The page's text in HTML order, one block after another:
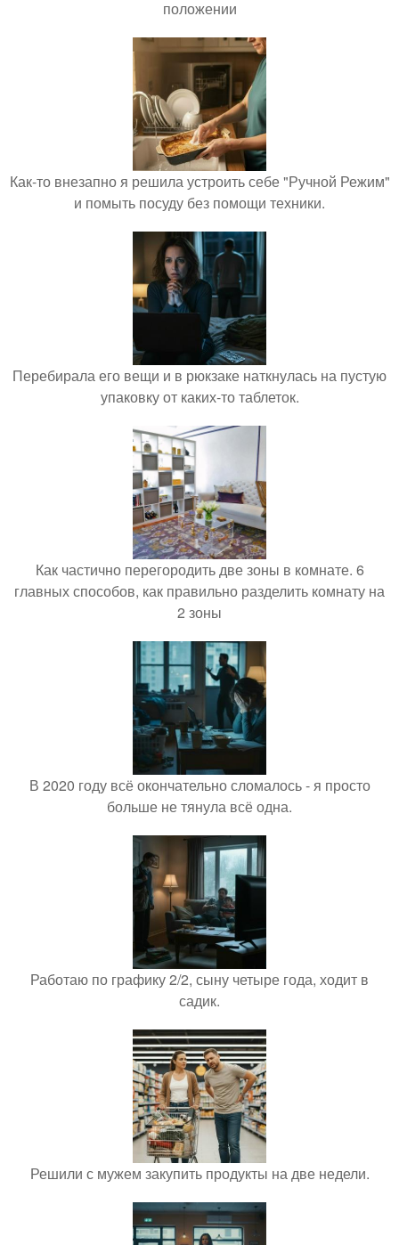
положении
Как-то внезапно я решила устроить себе "Ручной Режим"
и помыть посуду без помощи техники.
Перебирала его вещи и в рюкзаке наткнулась на пустую
упаковку от каких-то таблеток.
Как частично перегородить две зоны в комнате. 6
главных способов, как правильно разделить комнату на
2 зоны
В 2020 году всё окончательно сломалось - я просто
больше не тянула всё одна.
Работаю по графику 2/2, сыну четыре года, ходит в
садик.
Решили с мужем закупить продукты на две недели.